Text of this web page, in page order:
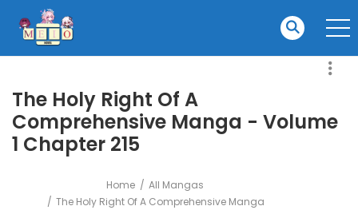
The Holy Right Of A
Comprehensive Manga - Volume
1 Chapter 215
Home
All Mangas
The Holy Right Of A Comprehensive Manga